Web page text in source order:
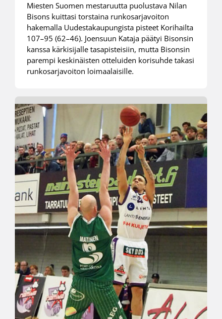
Miesten Suomen mestaruutta puolustava Nilan
Bisons kuittasi torstaina runkosarjavoiton
hakemalla Uudestakaupungista pisteet Korihailta
107–95 (62–46). Joensuun Kataja päätyi Bisonsin
kanssa kärkisijalle tasapisteisiin, mutta Bisonsin
parempi keskinäisten otteluiden korisuhde takasi
runkosarjavoiton loimaalaisille.